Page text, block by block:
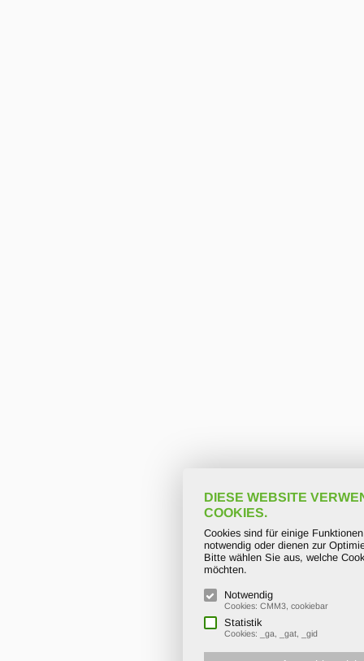
DIESE WEBSITE
COOKIES.
Cookies sind für einige
notwendig oder dienen zur
Bitte wählen Sie aus, welche
möchten.
Notwendig
Cookies: CMM3, cookiebar
Statistik
Cookies: _ga, _gat, _gid